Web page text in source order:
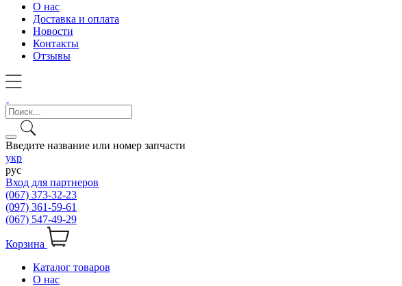
О нас
Доставка и оплата
Новости
Контакты
Отзывы
Введите название или номер запчасти
укр
рус
Вход для партнеров
(067) 373-32-23
(097) 361-59-61
(067) 547-49-29
Корзина
Каталог товаров
О нас